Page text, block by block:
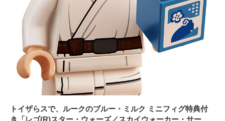
トイザらスで、ルークのブルー・ミルク ミニフィグ特典付